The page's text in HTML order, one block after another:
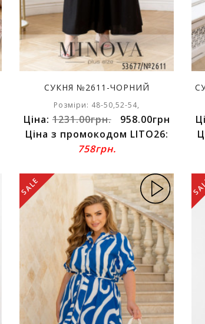
СУКНЯ №2611-ЧОРНИЙ
Розміри: 48-50,52-54,
Ціна:1231.00грн.
958.00грн
Ціна з промокодом LITO26:
758грн.
SALE